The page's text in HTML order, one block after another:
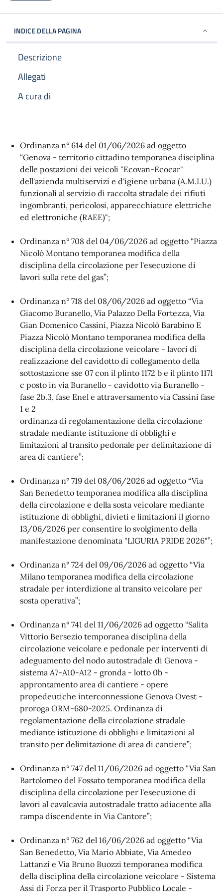
INDICE DELLA PAGINA
Descrizione
Allegati
A cura di
Descrizione
Ordinanza n° 614 del 01/06/2026 ad oggetto
“Genova - territorio cittadino temporanea disciplina
delle postazioni dei veicoli "Ecovan-Ecocar"
dell'azienda multiservizi e d'igiene urbana (A.M.I.U.)
funzionali al servizio di raccolta stradale dei rifiuti
ingombranti, pericolosi, apparecchiature elettriche
ed elettroniche (RAEE)";
Ordinanza n° 708 del 04/06/2026 ad oggetto “Piazza
Nicolò Montano temporanea modifica della
disciplina della circolazione per l'esecuzione di
lavori sulla rete del gas”;
Ordinanza n° 718 del 08/06/2026 ad oggetto “Via
Giacomo Buranello, Via Palazzo Della Fortezza, Via
Gian Domenico Cassini, Piazza Nicolò Barabino E
Piazza Nicolò Montano temporanea modifica della
disciplina della circolazione veicolare - lavori di
realizzazione del cavidotto di collegamento della
sottostazione sse 07 con il plinto 1172 b e il plinto 1171
c posto in via Buranello - cavidotto via Buranello -
fase 2b.3, fase Enel e attraversamento via Cassini fase
1 e 2
ordinanza di regolamentazione della circolazione
stradale mediante istituzione di obblighi e
limitazioni al transito pedonale per delimitazione di
area di cantiere”;
Ordinanza n° 719 del 08/06/2026 ad oggetto “Via
San Benedetto temporanea modifica alla disciplina
della circolazione e della sosta veicolare mediante
istituzione di obblighi, divieti e limitazioni il giorno
13/06/2026 per consentire lo svolgimento della
manifestazione denominata "LIGURIA PRIDE 2026"”;
Ordinanza n° 724 del 09/06/2026 ad oggetto “Via
Milano temporanea modifica della circolazione
stradale per interdizione al transito veicolare per
sosta operativa”;
Ordinanza n° 741 del 11/06/2026 ad oggetto “Salita
Vittorio Bersezio temporanea disciplina della
circolazione veicolare e pedonale per interventi di
adeguamento del nodo autostradale di Genova -
sistema A7-A10-A12 - gronda - lotto 0b -
approntamento area di cantiere - opere
propedeutiche interconnessione Genova Ovest -
proroga ORM-680-2025. Ordinanza di
regolamentazione della circolazione stradale
mediante istituzione di obblighi e limitazioni al
transito per delimitazione di area di cantiere”;
Ordinanza n° 747 del 11/06/2026 ad oggetto “Via San
Bartolomeo del Fossato temporanea modifica della
disciplina della circolazione per l'esecuzione di
lavori al cavalcavia autostradale tratto adiacente alla
rampa discendente in Via Cantore”;
Ordinanza n° 762 del 16/06/2026 ad oggetto “Via
San Benedetto, Via Mario Abbiate, Via Amedeo
Lattanzi e Via Bruno Buozzi temporanea modifica
della disciplina della circolazione veicolare - Sistema
Assi di Forza per il Trasporto Pubblico Locale -